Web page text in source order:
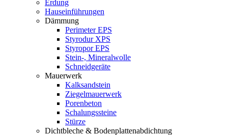
Erdung
Hauseinführungen
Dämmung
Perimeter EPS
Styrodur XPS
Styropor EPS
Stein-, Mineralwolle
Schneidgeräte
Mauerwerk
Kalksandstein
Ziegelmauerwerk
Porenbeton
Schalungssteine
Stürze
Dichtbleche & Bodenplattenabdichtung